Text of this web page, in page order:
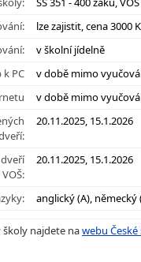
lze zajistit, cena 3000
v školní jídelně
k PC
v době mimo
v době mimo
20.11.2025, 15.1.2026
VOŠ:
20.11.2025, 15.1.2026
anglický (A), německý
najdete nawebu